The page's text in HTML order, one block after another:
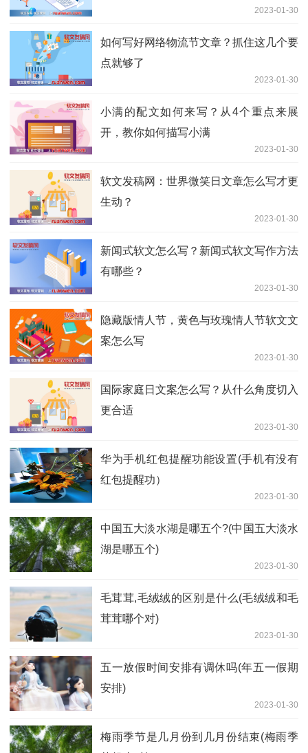
2023-01-30
如何写好网络物流节文章？抓住这几个要
点就够了
2023-01-30
小满的配文如何来写？从4个重点来展
开，教你如何描写小满
2023-01-30
软文发稿网：世界微笑日文章怎么写才更
生动？
2023-01-30
新闻式软文怎么写？新闻式软文写作方法
有哪些？
2023-01-30
隐藏版情人节，黄色与玫瑰情人节软文文
案怎么写
2023-01-30
国际家庭日文案怎么写？从什么角度切入
更合适
2023-01-30
华为手机红包提醒功能设置(手机有没有
红包提醒功）
2023-01-30
中国五大淡水湖是哪五个?(中国五大淡水
湖是哪五个)
2023-01-30
毛茸茸,毛绒绒的区别是什么(毛绒绒和毛
茸茸哪个对)
2023-01-30
五一放假时间安排有调休吗(年五一假期
安排)
2023-01-30
梅雨季节是几月份到几月份结束(梅雨季